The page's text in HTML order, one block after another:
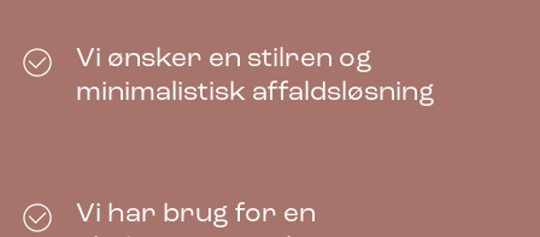
Piktogram Madaffald 10×10 cm
31,00kr.
ekskl. moms
Vi ønsker en stilren og
minimalistisk affaldsløsning
Vi har brug for en